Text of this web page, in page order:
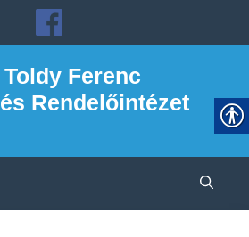
Ferenc
Rendelőintézet